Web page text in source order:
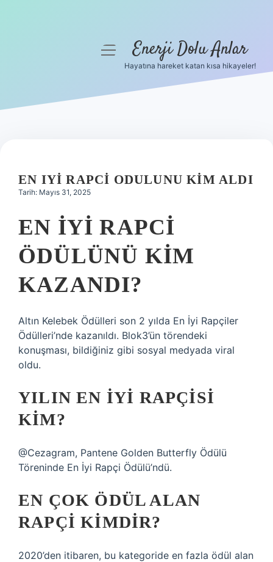
Hakkımızda
menüyüEnerji Dolu Anlar
Hayatına hareket katan kısa hikayeler!
EN IYI RAPCI ODULUNU KIM ALDI
Tarih: Mayıs 31, 2025
EN IYI RAPCI
ÖDÜLÜNÜ KIM
KAZANDI?
Altın Kelebek Ödülleri son 2 yılda En İyi Rapçiler
Ödülleri’nde kazanıldı. Blok3’ün törendeki
konuşması, bildiğiniz gibi sosyal medyada viral
oldu.
YILIN EN IYI RAPÇISI
KIM?
@Cezagram, Pantene Golden Butterfly Ödülü
Töreninde En İyi Rapçi Ödülü’ndü.
EN ÇOK ÖDÜL ALAN
RAPÇI KIMDIR?
2020’den itibaren, bu kategoride en fazla ödül alan